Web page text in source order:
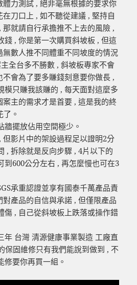
體力測試 , 絕非毫無根據的要求你
刀口上 , 如不聽從建議 , 堅持自
那就請自行承擔推不上去的風險 ,
錢 , 你是第一次購買斜坡板 , 但這
無數人推不同體重不同坡度的情況
全台多不勝數 , 斜坡板專家不會
不會為了要多賺錢刻意要你做長 ,
模只賺我該賺的 , 每天面對這麼多
案主的需求才是首要 , 這是我的終
。
牆擺放佔用空間極少。
但影片中的架設過程足以證明2分
, 拆除就是反向步驟 , 4片以下的
到600公分左右 , 再怎麼慢也可在3
承重認證並享有國泰千萬產品責
產品的自信與承諾 , 但僅限產品
傷 , 自己從斜坡板上跌落或操作錯
年 台灣 清源健康事業製造 工廠直
保固維修只有我們能說到做到 , 不
修要你再買一組。